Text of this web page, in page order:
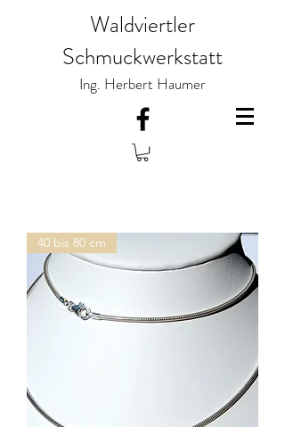
Waldviertler
Schmuckwerkstatt
Ing. Herbert Haumer
40 bis 80 cm